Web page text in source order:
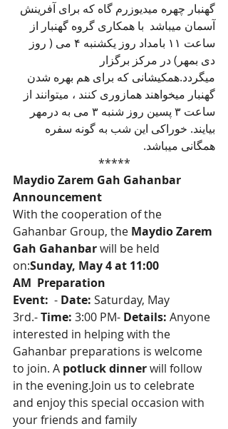
گهنبار چهره میدیوزرم گاه که برای آفرینش
آسمان میباشد  با همکاری گروه گهنبار از
ساعت ۱۱ بامداد روز یکشنبه ۴ می ( روز
دی بمهر) در مرکز برگزار
میگردد.همکیشانی که برای هم بهره شدن
گهنبار میخواهند همازوری کنند ، میتوانند از
ساعت ۳ پسین روز شنبه ۳ می به درمهر
بیایند. خوراکی این شب به گونه سفره
همگانی میباشد.
*****
Maydio Zarem Gah Gahanbar
Announcement
With the cooperation of the
Gahanbar Group, the Maydio Zarem
Gah Gahanbar will be held
on:Sunday, May 4 at 11:00
AM Preparation
Event: - Date: Saturday, May
3rd.- Time: 3:00 PM- Details: Anyone
interested in helping with the
Gahanbar preparations is welcome
to join. A potluck dinner will follow
in the evening.Join us to celebrate
and enjoy this special occasion with
your friends and family